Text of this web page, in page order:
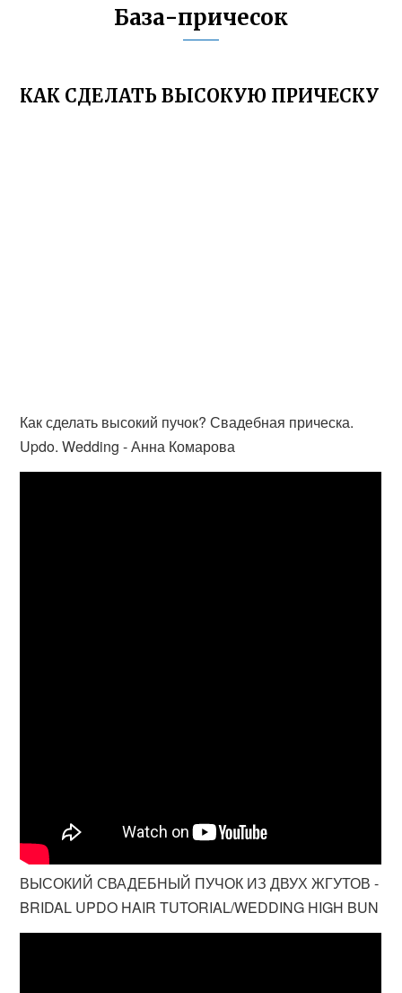
База-причесок
КАК СДЕЛАТЬ ВЫСОКУЮ ПРИЧЕСКУ
Как сделать высокий пучок? Свадебная прическа.
Updo. Wedding - Анна Комарова
ВЫСОКИЙ СВАДЕБНЫЙ ПУЧОК ИЗ ДВУХ ЖГУТОВ -
BRIDAL UPDO HAIR TUTORIAL/WEDDING HIGH BUN